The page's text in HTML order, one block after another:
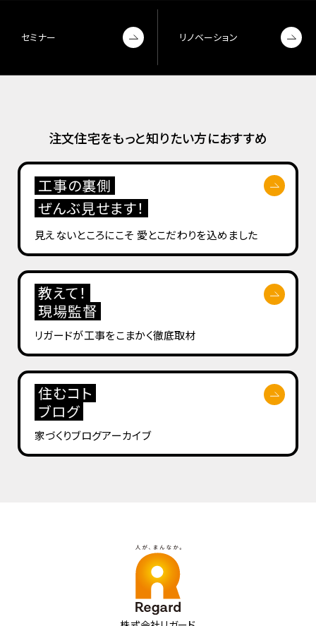
セミナー リノベーション
注文住宅をもっと知りたい方におすすめ
工事の裏側
ぜんぶ見せます！
見えないところにこそ 愛とこだわりを込めました
教えて！
現場監督
リガードが工事をこまかく徹底取材
住むコト
ブログ
家づくりブログアーカイブ